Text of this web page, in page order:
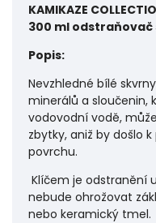
KAMIKAZE
300 ml
Popis:
Nevzhledné bílé
minerálů a sloučenin,
vodovodní vodě,
zbytky, aniž by došlo
povrchu.
Klíčem je odstranění
nebude ohrožovat
nebo keramický tmel.